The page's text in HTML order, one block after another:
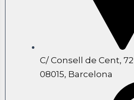
C/ Consell de Cent, 72
08015, Barcelona